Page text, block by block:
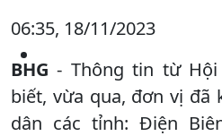
06:35, 18/11/2023
BHG - Thông tin từ
biết, vừa qua, đơn vị đã
dân các tỉnh: Điện